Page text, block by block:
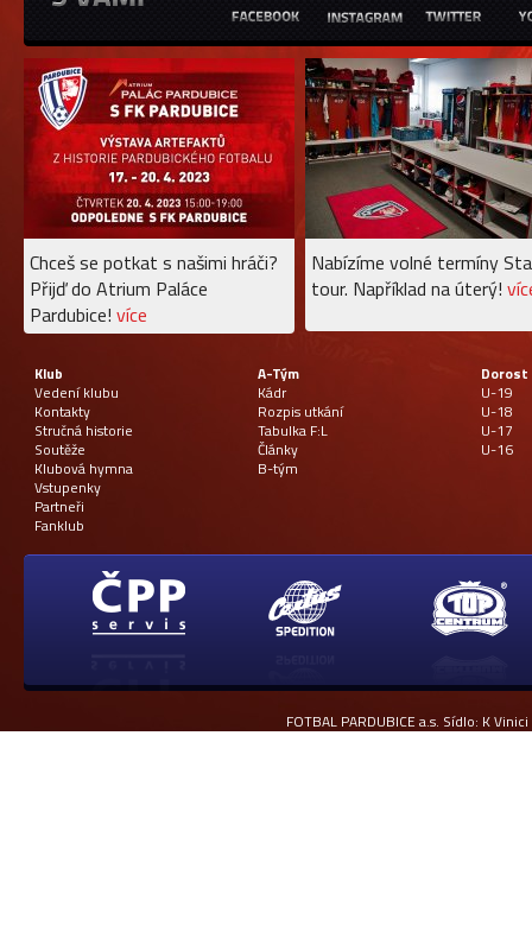
Chceš se potkat s našimi hráči?
Přijď do Atrium Paláce
Pardubice! více
Nabízíme volné termíny
tour. Například na úterý!
Klub
Vedení klubu
Kontakty
Stručná historie
Soutěže
Klubová hymna
Vstupenky
Partneři
Fanklub
A-Tým
Kádr
Rozpis utkání
Tabulka F:L
Články
B-tým
Dorost
U-19
U-18
U-17
U-16
FOTBAL PARDUBICE a.s. Sídlo: K